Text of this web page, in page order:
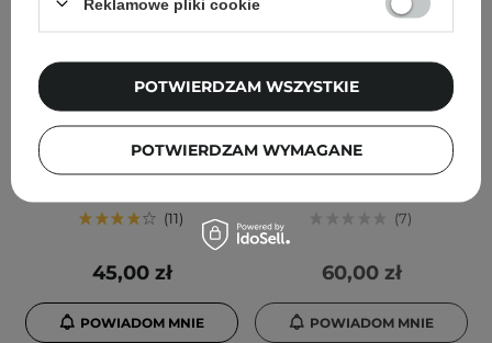
Uriage - Hyseac Pate SOS
- Pasta SOS do Zmian
Trądzikowych - 15g
11
45,00 zł
POWIADOM MNIE
Uriage - Hyseac 3-Regul -
Krem Redukujący
Niedoskonałości - 40ml
7
60,00 zł
POWIADOM MNIE
POTWIERDZAM WYMAGANE
POTWIERDZAM WSZYSTKIE